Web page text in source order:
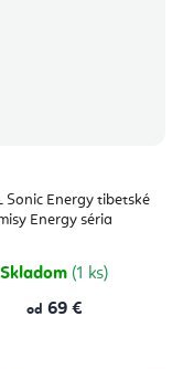
Sonic Energy tibetské
Energy séria
Skladom (1 ks)
od 69 €